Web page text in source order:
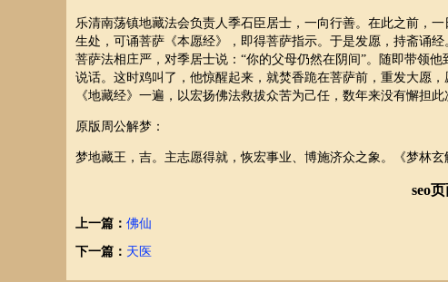
乐清南荡镇地藏法会负责人季石臣居士，一向行善。在此之前，
生处，可诵菩萨《本愿经》，即得菩萨指示。于是发愿，持斋诵
菩萨法相庄严，对季居士说：“你的父母仍然在阴间”。随即带领
说话。这时鸡叫了，他惊醒起来，就焚香跪在菩萨前，重发大愿
《地藏经》一遍，以宏扬佛法救拔众苦为己任，数年来没有懈担
原版周公解梦：
梦地藏王，吉。主志愿得就，恢宏事业、博施济众之象。《梦林玄
seo
上一篇： 佛仙
下一篇： 天医